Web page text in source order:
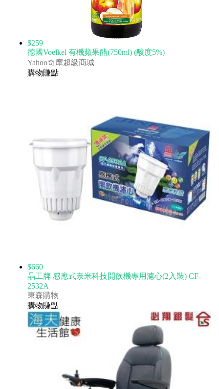
$259
德國Voelkel 有機蘋果醋(750ml) (酸度5%)
Yahoo奇摩超級商城
購物賺點
$660
晶工牌 感應式奈米科技開飲機專用濾心(2入裝) CF-
2532A
東森購物
購物賺點